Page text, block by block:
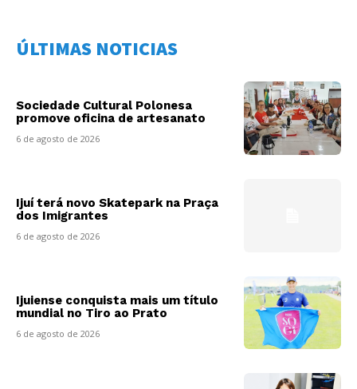
ÚLTIMAS NOTICIAS
Sociedade Cultural Polonesa
promove oficina de artesanato
6 de agosto de 2026
Ijuí terá novo Skatepark na Praça
dos Imigrantes
6 de agosto de 2026
Ijuiense conquista mais um título
mundial no Tiro ao Prato
6 de agosto de 2026